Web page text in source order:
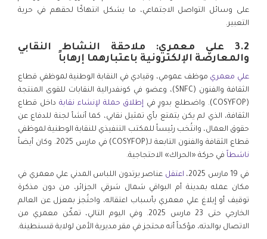
على وسائل التواصل الاجتماعي، ما يشكل انتهاكًا لحقهم في حرية
التعبير.
3.2 علي معمري: ملاحقة النشاط النقابي
والمعارضة الإلكترونية باعتبارهما إرهاباً
علي معمري موظف عمومي، وقيادي في النقابة الوطنية لموظفي قطاع
الثقافة والفنون (SNFC)، وعضو في كونفدرالية النقابات للقوى المنتجة
(COSYFOP). واضطلع بدورٍ في
إطلاق حملة لإنشاء نقابة داخل قطاع
الثقافة، الذي لم يكن يتمتع بأي تمثيل نقابي، كما أنشأ لجنة للدفاع عن
حقوق العمال، وانتُخب رئيساً للمكتب التنفيذي للنقابة الوطنية لموظفي
قطاع الثقافة والفنون التابعة لـ(COSYFOP) في مارس 2025. وكان أيضاً
ناشطاً في حركة «الحراك» الاحتجاجية.
في 19 مارس 2025، اعتقل عناصر يرتدون اللباس المدني علي معمري في
مكان عمله بمدينة أم البواقي شمال شرقي الجزائر، من دون مذكرة
توقيف أو إبلاغ علي معمري بأسباب اعتقاله، واحتُجز بمعزل عن العالم
الخارجي حتى 23 مارس 2025. وفي اليوم التالي، تمكّن معمري من
الاتصال بوالدته، مؤكداً أنه محتجز في مقر مديرية الأمن لولاية قسنطينة.